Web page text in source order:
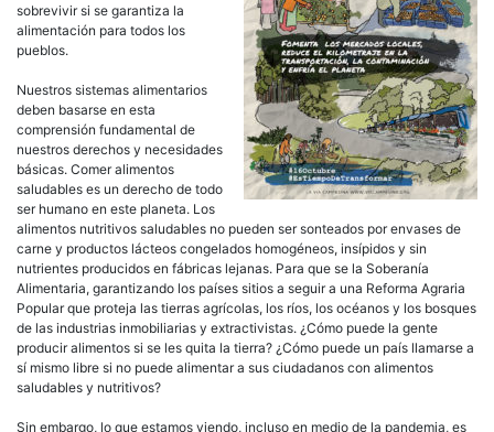
sobrevivir si se garantiza la
alimentación para todos los
pueblos.
Nuestros sistemas alimentarios
deben basarse en esta
comprensión fundamental de
nuestros derechos y necesidades
básicas. Comer alimentos
saludables es un derecho de todo
ser humano en este planeta. Los
alimentos nutritivos saludables no pueden ser sonteados por envases de
carne y productos lácteos congelados homogéneos, insípidos y sin
nutrientes producidos en fábricas lejanas. Para que se la Soberanía
Alimentaria, garantizando los países sitios a seguir a una Reforma Agraria
Popular que proteja las tierras agrícolas, los ríos, los océanos y los bosques
de las industrias inmobiliarias y extractivistas. ¿Cómo puede la gente
producir alimentos si se les quita la tierra? ¿Cómo puede un país llamarse a
sí mismo libre si no puede alimentar a sus ciudadanos con alimentos
saludables y nutritivos?
Sin embargo, lo que estamos viendo, incluso en medio de la pandemia, es